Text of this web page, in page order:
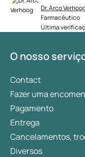
Dr. Arco
Farmacêutico
Última
O nosso
Contact
Fazer uma
Pagamento
Entrega
Cancelamentos,
Diversos